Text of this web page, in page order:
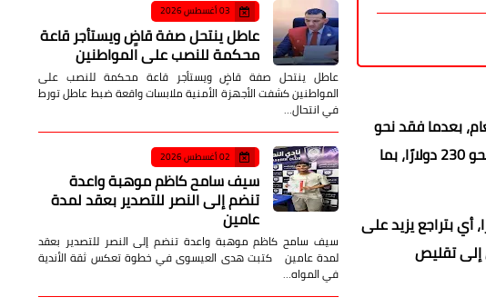
منذ بداية العام، بعدما فقد نحو
452 دولارًا خلال يونيو، بانخفاض يقترب من 10% مقارنة بمستوى افتتاح الشهر، بينما بلغت خسائره منذ بداية عام 2026 نحو 230 دولارًا، بما
حاليًا بأقل من أعلى مستوى تاريخي سجله في نهاية يناير الماضي بنحو 1538 دولارًا، أي بتراجع يزيد على
إلى تقليص
03 أغسطس 2026
عاطل ينتحل صفة قاضٍ ويستأجر قاعة
محكمة للنصب على المواطنين
عاطل ينتحل صفة قاضٍ ويستأجر قاعة محكمة للنصب على
المواطنين كشفت الأجهزة الأمنية ملابسات واقعة ضبط عاطل تورط
في انتحال…
02 أغسطس 2026
سيف سامح كاظم موهبة واعدة
تنضم إلى النصر للتصدير بعقد لمدة
عامين
سيف سامح كاظم موهبة واعدة تنضم إلى النصر للتصدير بعقد
لمدة عامين كتبت هدى العيسوى في خطوة تعكس ثقة الأندية
في المواه…